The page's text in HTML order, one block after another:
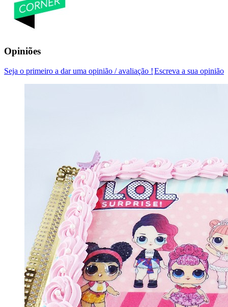
Opiniões
Escreva a sua opinião
Seja o primeiro a dar uma opinião / avaliação !